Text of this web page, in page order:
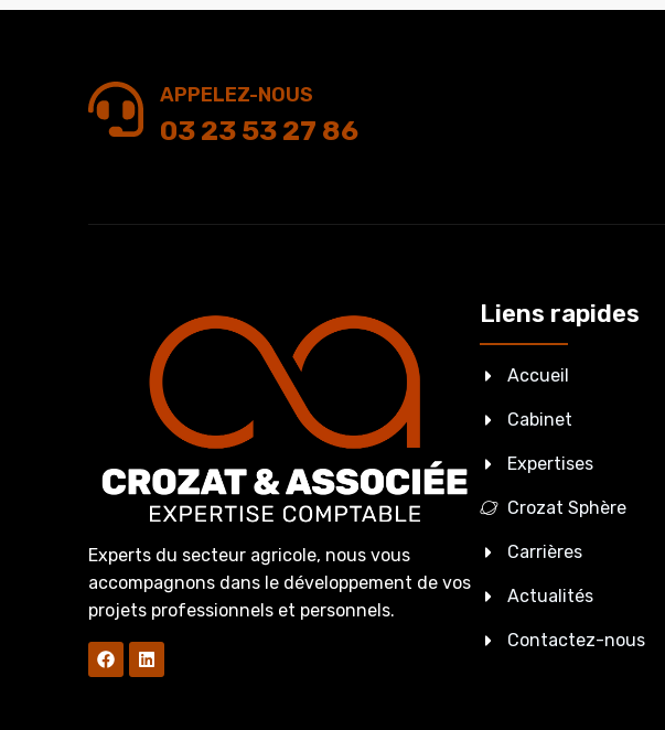
APPELEZ-NOUS
03 23 53 27 86
Experts du secteur agricole, nous vous
accompagnons dans le développement de vos
projets professionnels et personnels.
Liens rapides
Accueil
Cabinet
Expertises
Crozat Sphère
Carrières
Actualités
Contactez-nous